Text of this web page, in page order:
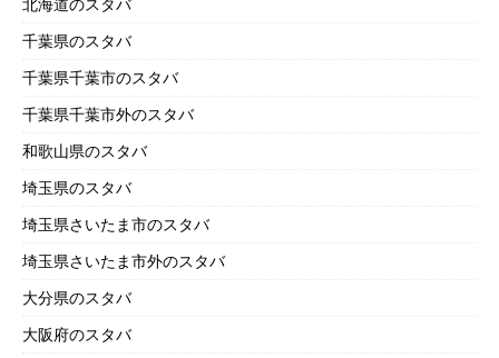
千葉県のスタバ
千葉県千葉市のスタバ
千葉県千葉市外のスタバ
和歌山県のスタバ
埼玉県のスタバ
埼玉県さいたま市のスタバ
埼玉県さいたま市外のスタバ
大分県のスタバ
大阪府のスタバ